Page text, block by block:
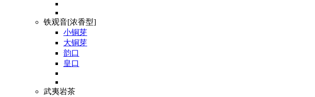
铁观音[浓香型]
小铜芽
大铜芽
韵口
皇口
武夷岩茶